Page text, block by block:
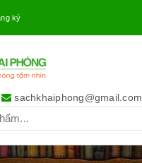
ký
sachkhaiphong@gmail.com